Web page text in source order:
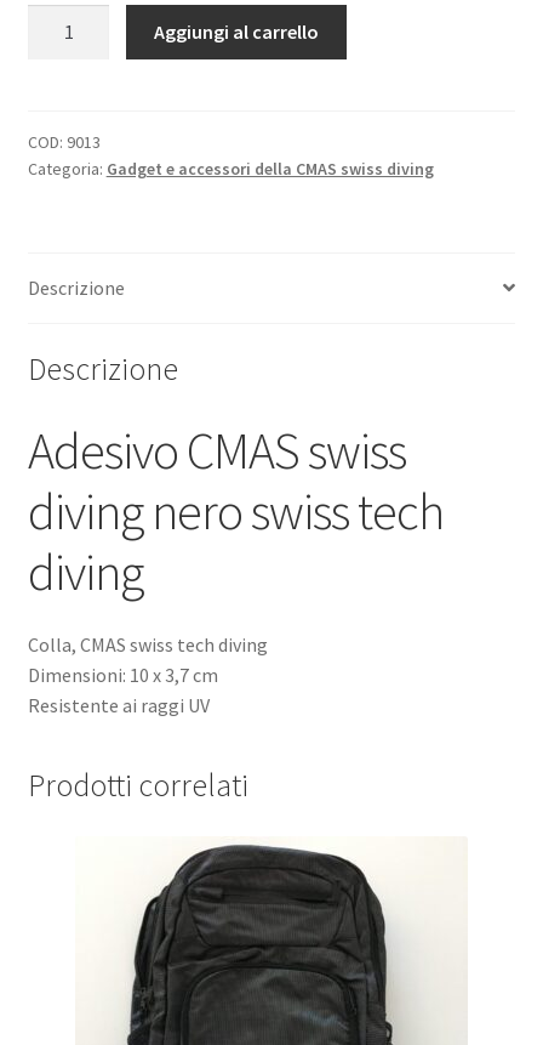
nero
swiss
Aggiungi al carrello
COD: 9013
Categoria: Gadget e accessori della CMAS swiss diving
Descrizione
Descrizione
Adesivo CMAS swiss
diving nero swiss tech
diving
Colla, CMAS swiss tech diving
Dimensioni: 10 x 3,7 cm
Resistente ai raggi UV
Prodotti correlati